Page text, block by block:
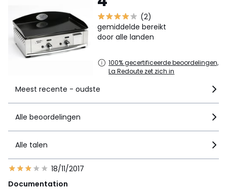
(2)
gemiddelde bereikt
door alle landen
100% gecertificeerde beoordelingen,
La Redoute zet zich in
Meest recente - oudste
Alle beoordelingen
Alle talen
18/11/2017
Documentation